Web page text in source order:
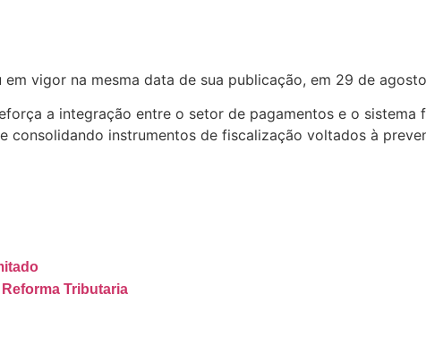
vigor na mesma data de sua publicação, em 29 de
a integração entre o setor de pagamentos e o
consolidando instrumentos de fiscalização voltados à
Tributaria